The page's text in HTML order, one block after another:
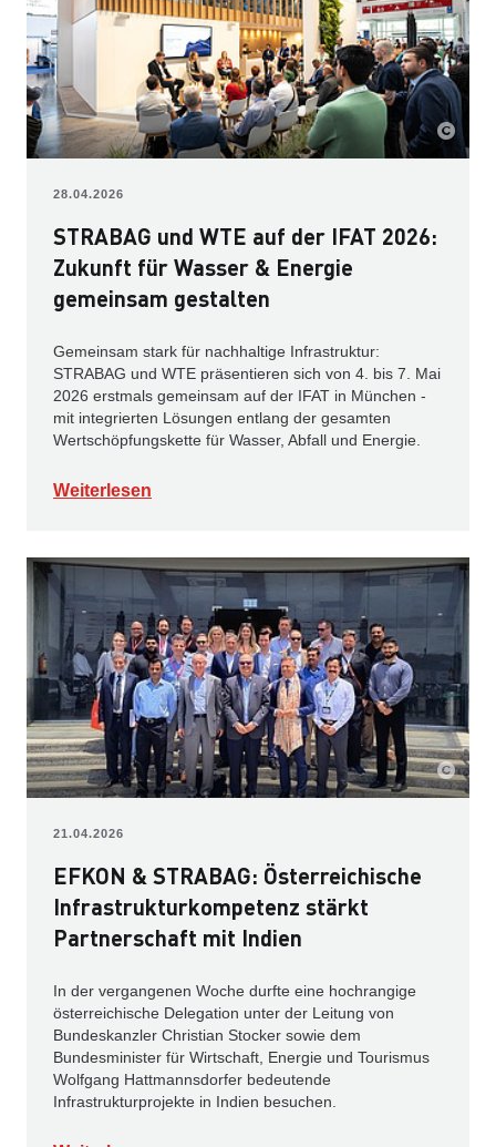
28.04.2026
STRABAG und WTE auf der IFAT 2026:
Zukunft für Wasser & Energie
gemeinsam gestalten
Gemeinsam stark für nachhaltige Infrastruktur:
STRABAG und WTE präsentieren sich von 4. bis 7. Mai
2026 erstmals gemeinsam auf der IFAT in München -
mit integrierten Lösungen entlang der gesamten
Wertschöpfungskette für Wasser, Abfall und Energie.
Weiterlesen
21.04.2026
EFKON & STRABAG: Österreichische
Infrastrukturkompetenz stärkt
Partnerschaft mit Indien
In der vergangenen Woche durfte eine hochrangige
österreichische Delegation unter der Leitung von
Bundeskanzler Christian Stocker sowie dem
Bundesminister für Wirtschaft, Energie und Tourismus
Wolfgang Hattmannsdorfer bedeutende
Infrastrukturprojekte in Indien besuchen.